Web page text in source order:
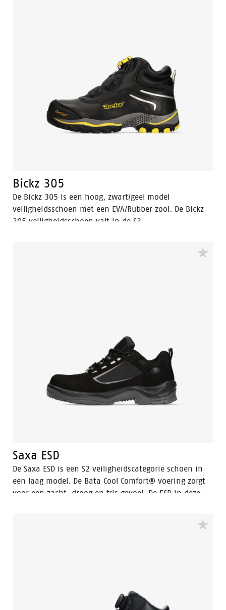
Bickz 305
De Bickz 305 is een hoog, zwart/geel model
veiligheidsschoen met een EVA/Rubber zool. De Bickz
305 veiligheidsschoen valt in de S3
veiligheidsschoen antistatisch is, een composiet neus,
composiet antipenetratie insert heeft. De schacht van
Saxa ESD
De Saxa ESD is een S2 veiligheidscategorie schoen in
een laag model. De Bata Cool Comfort® voering zorgt
voor een zacht, droog en fris gevoel. De ESD in deze